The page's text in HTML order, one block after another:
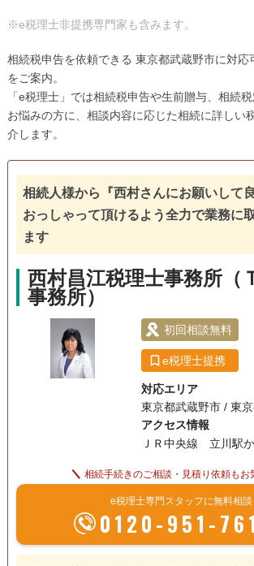
※e税理士非提携専門家も含みます。
相続税申告を依頼できる 東京都武蔵野市に対応
をご案内。
「e税理士」では相続税申告や生前贈与、相続
お悩みの方に、相談内容に応じた相続に詳しい
介します。
相続人様から『西村さんにお願いして
おっしゃって頂けるよう全力で業務に
ます
西村昌江税理士事務所（
事務所）
初回相談無料
e税理士提携
対応エリア
東京都武蔵野市 / 東
アクセス情報
ＪＲ中央線 立川駅
相続手続きのご相談・見積り依頼もお
e税理士専門スタッフに無料相談
0120-951-761